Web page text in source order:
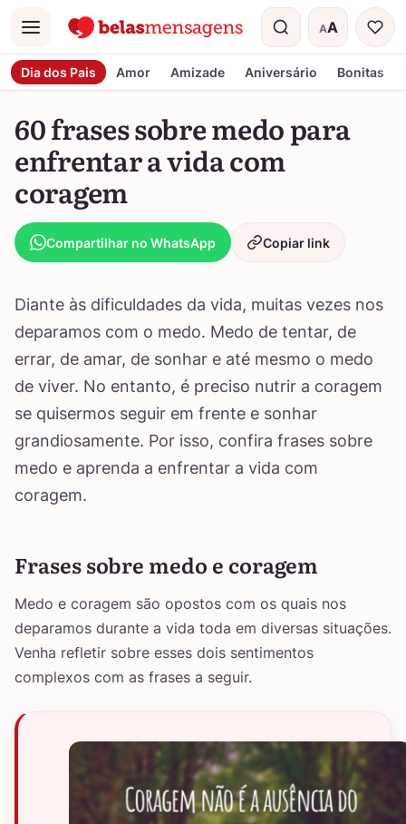
Menu AA
Tamanho do
Dia dos Pais Amor Amizade Aniversário Bonitas
60 frases sobre medo para
enfrentar a vida com
coragem
Compartilhar no WhatsApp Copiar link
Diante às dificuldades da vida, muitas vezes nos
deparamos com o medo. Medo de tentar, de
errar, de amar, de sonhar e até mesmo o medo
de viver. No entanto, é preciso nutrir a coragem
se quisermos seguir em frente e sonhar
grandiosamente. Por isso, confira frases sobre
medo e aprenda a enfrentar a vida com
coragem.
Frases sobre medo e coragem
Medo e coragem são opostos com os quais nos
deparamos durante a vida toda em diversas situações.
Venha refletir sobre esses dois sentimentos
complexos com as frases a seguir.